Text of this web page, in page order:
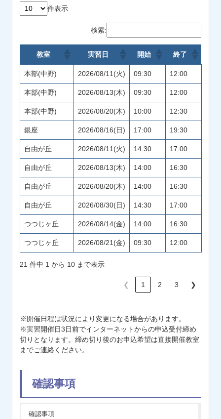
件表示
検索:
教室 実習日 開始 終了
本部(中野) 2026/08/11(火) 09:30 12:00
本部(中野) 2026/08/13(木) 09:30 12:00
本部(中野) 2026/08/20(木) 10:00 12:30
銀座 2026/08/16(日) 17:00 19:30
自由が丘 2026/08/11(火) 14:30 17:00
自由が丘 2026/08/13(木) 14:00 16:30
自由が丘 2026/08/20(木) 14:00 16:30
自由が丘 2026/08/30(日) 14:30 17:00
つつじヶ丘 2026/08/14(金) 14:00 16:30
つつじヶ丘 2026/08/21(金) 09:30 12:00
21 件中 1 から 10 まで表示
❮ 1 2 3 ❯
※開催日程は状況により変更になる場合があります。
※実習開催日3日前でインターネットからの申込受付締め
切りとなります。締め切り後のお申込希望は直接開催教室
までご連絡ください。
確認事項
確認事項